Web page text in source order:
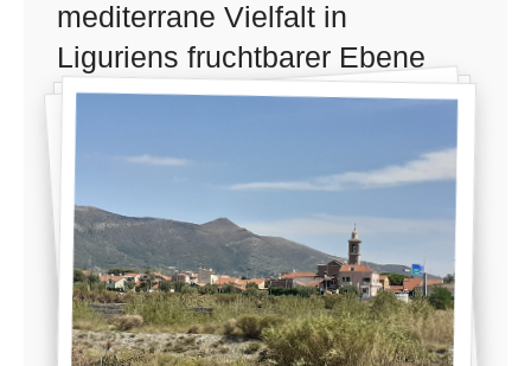
mediterrane Vielfalt in
Liguriens fruchtbarer Ebene